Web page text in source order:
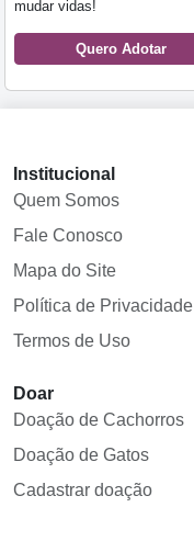
mudar vidas!
Quero Adotar
Institucional
Quem Somos
Fale Conosco
Mapa do Site
Política de Privacidade
Termos de Uso
Doar
Doação de Cachorros
Doação de Gatos
Cadastrar doação